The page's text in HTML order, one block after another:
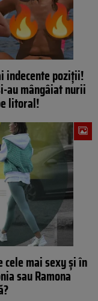
indecente poziţii!
au mângâiat nurii
litoral!
cele mai sexy şi în
sau Ramona